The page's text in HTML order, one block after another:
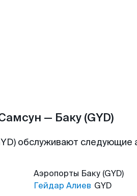
— Баку (GYD)
обслуживают следующие
Аэропорты Баку (GYD)
Гейдар Алиев GYD